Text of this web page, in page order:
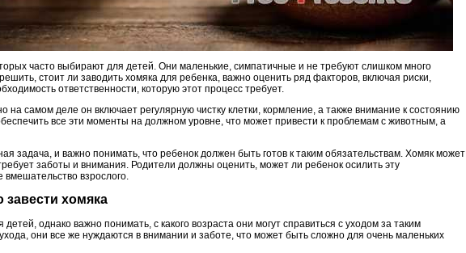
часто выбирают для детей. Они маленькие, симпатичные и не требуют слишком много
стоит ли заводить хомяка для ребенка, важно оценить ряд факторов, включая риски,
ответственности, которую этот процесс требует.
на самом деле он включает регулярную чистку клетки, кормление, а также внимание к состоянию
все эти моменты на должном уровне, что может привести к проблемам с животным, а
задача, и важно понимать, что ребенок должен быть готов к таким обязательствам. Хомяк может
заботы и внимания. Родители должны оценить, может ли ребенок осилить эту
вмешательство взрослого.
завести хомяка
однако важно понимать, с какого возраста они могут справиться с уходом за таким
они все же нуждаются в внимании и заботе, что может быть сложно для очень маленьких